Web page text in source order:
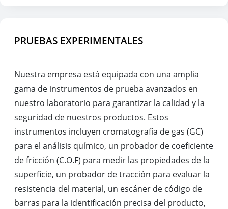
PRUEBAS EXPERIMENTALES
Nuestra empresa está equipada con una amplia
gama de instrumentos de prueba avanzados en
nuestro laboratorio para garantizar la calidad y la
seguridad de nuestros productos. Estos
instrumentos incluyen cromatografía de gas (GC)
para el análisis químico, un probador de coeficiente
de fricción (C.O.F) para medir las propiedades de la
superficie, un probador de tracción para evaluar la
resistencia del material, un escáner de código de
barras para la identificación precisa del producto,